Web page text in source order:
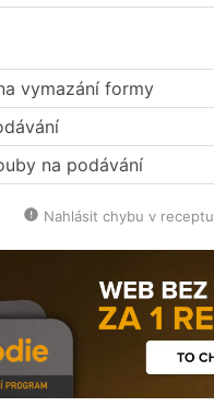
vymazání formy
na podávání
Nahlásit chybu v receptu